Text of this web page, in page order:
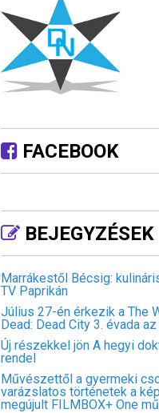
FACEBOOK
BEJEGYZÉSEK
Marrákestől Bécsig:
TV Paprikán
Július 27-én érkezik a The
Dead: Dead City 3. évada
Új részekkel jön A hegyi
rendel
Művészettől a gyermeki
varázslatos történetek a
megújult FILMBOX+ One